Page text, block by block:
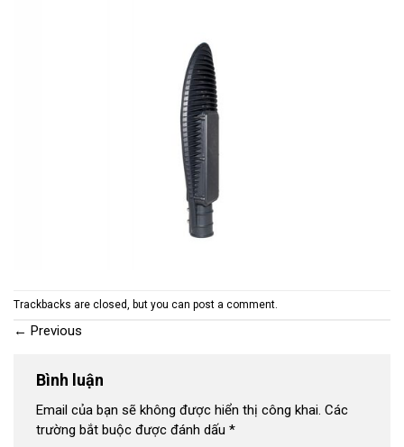
Trackbacks are closed, but you can post a comment.
← Previous
Bình luận
Email của bạn sẽ không được hiển thị công khai. Các
trường bắt buộc được đánh dấu *